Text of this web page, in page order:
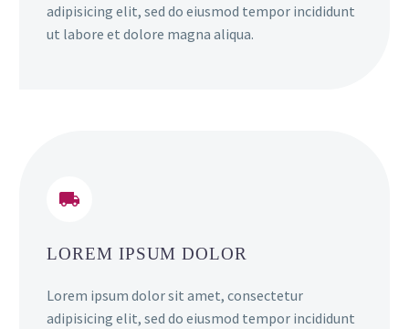
adipisicing elit, sed do eiusmod tempor incididunt
ut labore et dolore magna aliqua.


LOREM IPSUM DOLOR
Lorem ipsum dolor sit amet, consectetur
adipisicing elit, sed do eiusmod tempor incididunt